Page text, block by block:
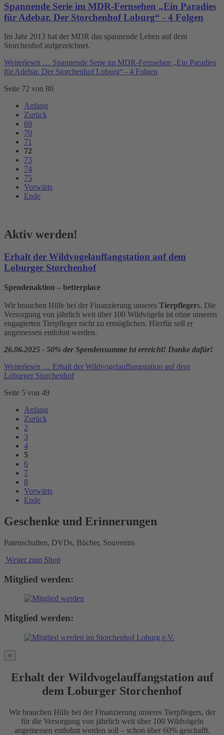
Spannende Serie im MDR-Fernsehen „Ein Paradies
für Adebar. Der Storchenhof Loburg“ - 4 Folgen
Im Jahr 2013 hat der MDR das spannende Leben auf dem
Storchenhof aufgezeichnet.
Weiterlesen … Spannende Serie im MDR-Fernsehen „Ein Paradies
für Adebar. Der Storchenhof Loburg“ - 4 Folgen
Seite 72 von 80
Anfang
Zurück
69
70
71
72
73
74
75
Vorwärts
Ende
Aktiv werden!
Erhalt der Wildvogelauffangstation auf dem
Loburger Storchenhof
Spendenaktion – betterplace
Wir brauchen Hilfe bei der Finanzierung unseres Tierpflegers. Die
Versorgung von jährlich weit über 100 Wildvögeln ist ohne unseren
engagierten Tierpfleger nicht zu ermöglichen. Hierfür soll er
angemessen entlohnt werden.
26.06.2025 - 50% der Spendensumme ist erreicht! Danke dafür!
Weiterlesen … Erhalt der Wildvogelauffangstation auf dem
Loburger Storchenhof
Seite 5 von 49
Anfang
Zurück
2
3
4
5
6
7
8
Vorwärts
Ende
Geschenke und Erinnerungen
Patenschaften, DVDs, Bücher, Souvenirs
Weiter zum Shop
Mitglied werden:
Mitglied werden:
×
Erhalt der Wildvogelauffangstation auf
dem Loburger Storchenhof
Wir brauchen Hilfe bei der Finanzierung unseres Tierpflegers, der
für die Versorgung von jährlich weit über 100 Wildvögeln
angemessen entlohnt werden soll – schon über 60% geschafft.